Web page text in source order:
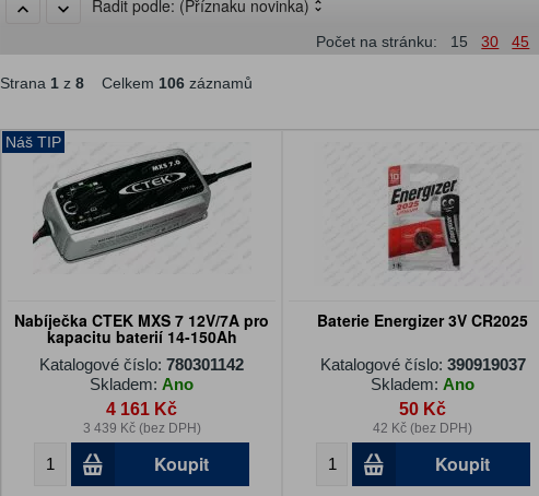
Řadit podle: (Příznaku novinka)
Počet na stránku: 15 30 45
Strana 1z 8Celkem 106záznamů
Náš TIP
Nabíječka CTEK MXS 7 12V/7A pro
kapacitu baterií 14-150Ah
Katalogové číslo:780301142
Skladem: Ano
4 161 Kč
3 439 Kč (bez DPH)
Koupit
Baterie Energizer 3V CR2025
Katalogové číslo: 390919037
Skladem: Ano
50 Kč
42 Kč (bez DPH)
Koupit